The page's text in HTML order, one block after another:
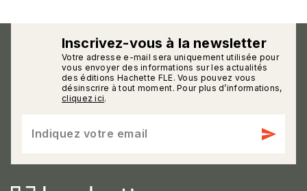
Inscrivez-vous à la newsletter
Votre adresse e-mail sera uniquement utilisée pour
vous envoyer des informations sur les actualités
des éditions Hachette FLE. Vous pouvez vous
désinscrire à tout moment. Pour plus d’informations,
cliquez ici.
Indiquez votre email send